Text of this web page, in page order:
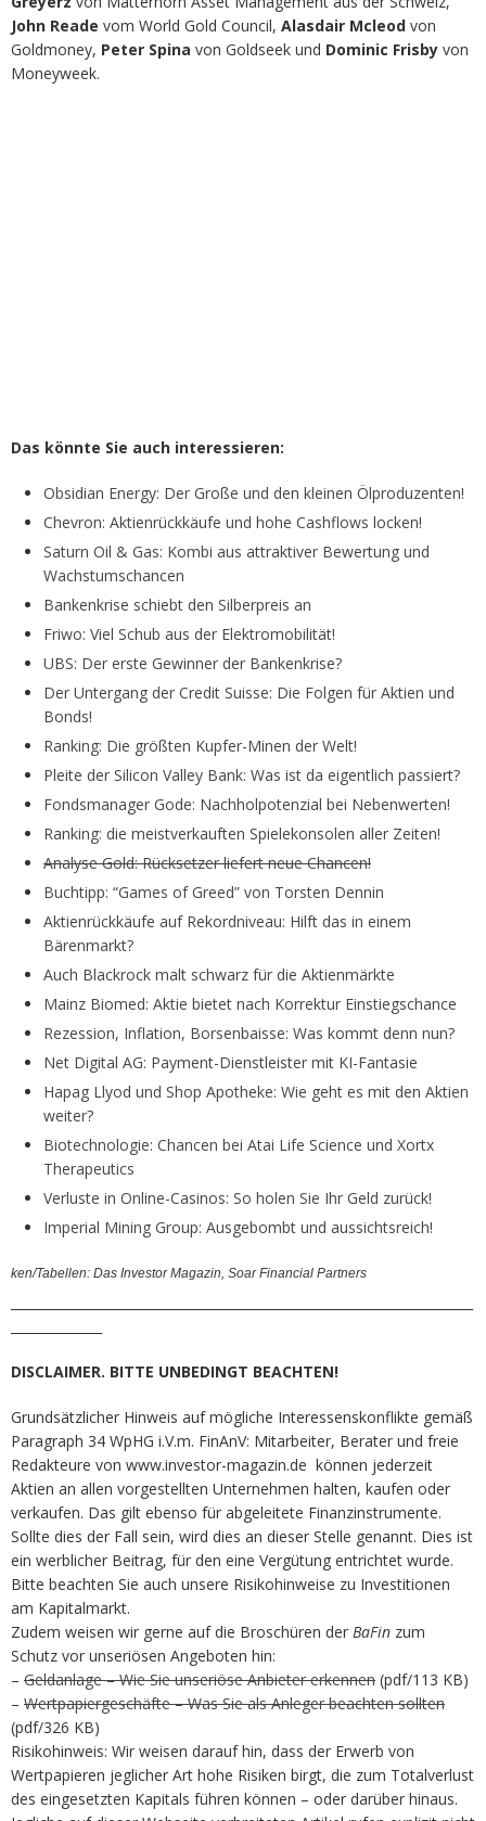
John Reade vom World Gold Council, Alasdair Mcleod von
Goldmoney, Peter Spina von Goldseek und Dominic Frisby von
Moneyweek.
Das könnte Sie auch interessieren:
Obsidian Energy: Der Große und den kleinen Ölproduzenten!
Chevron: Aktienrückkäufe und hohe Cashflows locken!
Saturn Oil & Gas: Kombi aus attraktiver Bewertung und
Wachstumschancen
Bankenkrise schiebt den Silberpreis an
Friwo: Viel Schub aus der Elektromobilität!
UBS: Der erste Gewinner der Bankenkrise?
Der Untergang der Credit Suisse: Die Folgen für Aktien und
Bonds!
Ranking: Die größten Kupfer-Minen der Welt!
Pleite der Silicon Valley Bank: Was ist da eigentlich passiert?
Fondsmanager Gode: Nachholpotenzial bei Nebenwerten!
Ranking: die meistverkauften Spielekonsolen aller Zeiten!
Analyse Gold: Rücksetzer liefert neue Chancen!
Buchtipp: “Games of Greed” von Torsten Dennin
Aktienrückkäufe auf Rekordniveau: Hilft das in einem
Bärenmarkt?
Auch Blackrock malt schwarz für die Aktienmärkte
Mainz Biomed: Aktie bietet nach Korrektur Einstiegschance
Rezession, Inflation, Borsenbaisse: Was kommt denn nun?
Net Digital AG: Payment-Dienstleister mit KI-Fantasie
Hapag Llyod und Shop Apotheke: Wie geht es mit den Aktien
weiter?
Biotechnologie: Chancen bei Atai Life Science und Xortx
Therapeutics
Verluste in Online-Casinos: So holen Sie Ihr Geld zurück!
Imperial Mining Group: Ausgebombt und aussichtsreich!
ken/Tabellen: Das Investor Magazin, Soar Financial Partners
DISCLAIMER. BITTE UNBEDINGT BEACHTEN!
Grundsätzlicher Hinweis auf mögliche Interessenskonflikte gemäß
Paragraph 34 WpHG i.V.m. FinAnV: Mitarbeiter, Berater und freie
Redakteure von www.investor-magazin.de können jederzeit
Aktien an allen vorgestellten Unternehmen halten, kaufen oder
verkaufen. Das gilt ebenso für abgeleitete Finanzinstrumente.
Sollte dies der Fall sein, wird dies an dieser Stelle genannt. Dies ist
ein werblicher Beitrag, für den eine Vergütung entrichtet wurde.
Bitte beachten Sie auch unsere Risikohinweise zu Investitionen
am Kapitalmarkt.
Zudem weisen wir gerne auf die Broschüren der BaFin zum
Schutz vor unseriösen Angeboten hin:
– Geldanlage – Wie Sie unseriöse Anbieter erkennen (pdf/113 KB)
– Wertpapiergeschäfte – Was Sie als Anleger beachten sollten
(pdf/326 KB)
Risikohinweis: Wir weisen darauf hin, dass der Erwerb von
Wertpapieren jeglicher Art hohe Risiken birgt, die zum Totalverlust
des eingesetzten Kapitals führen können – oder darüber hinaus.